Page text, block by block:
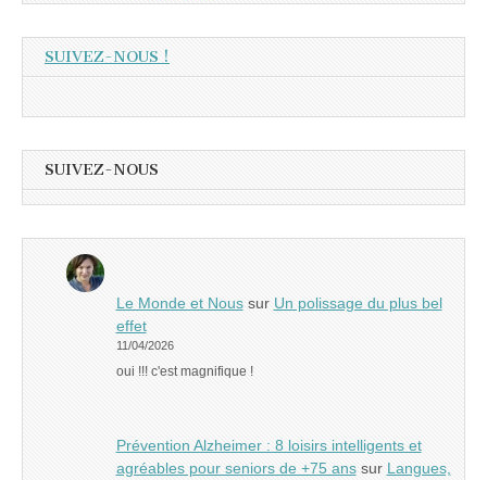
SUIVEZ-NOUS !
SUIVEZ-NOUS
Le Monde et Noussur Un polissage du plus bel
effet
11/04/2026
oui !!! c'est magnifique !
Prévention Alzheimer : 8 loisirs intelligents et
agréables pour seniors de +75 anssur Langues,